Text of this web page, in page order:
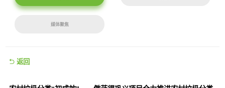
媒体聚焦
返回